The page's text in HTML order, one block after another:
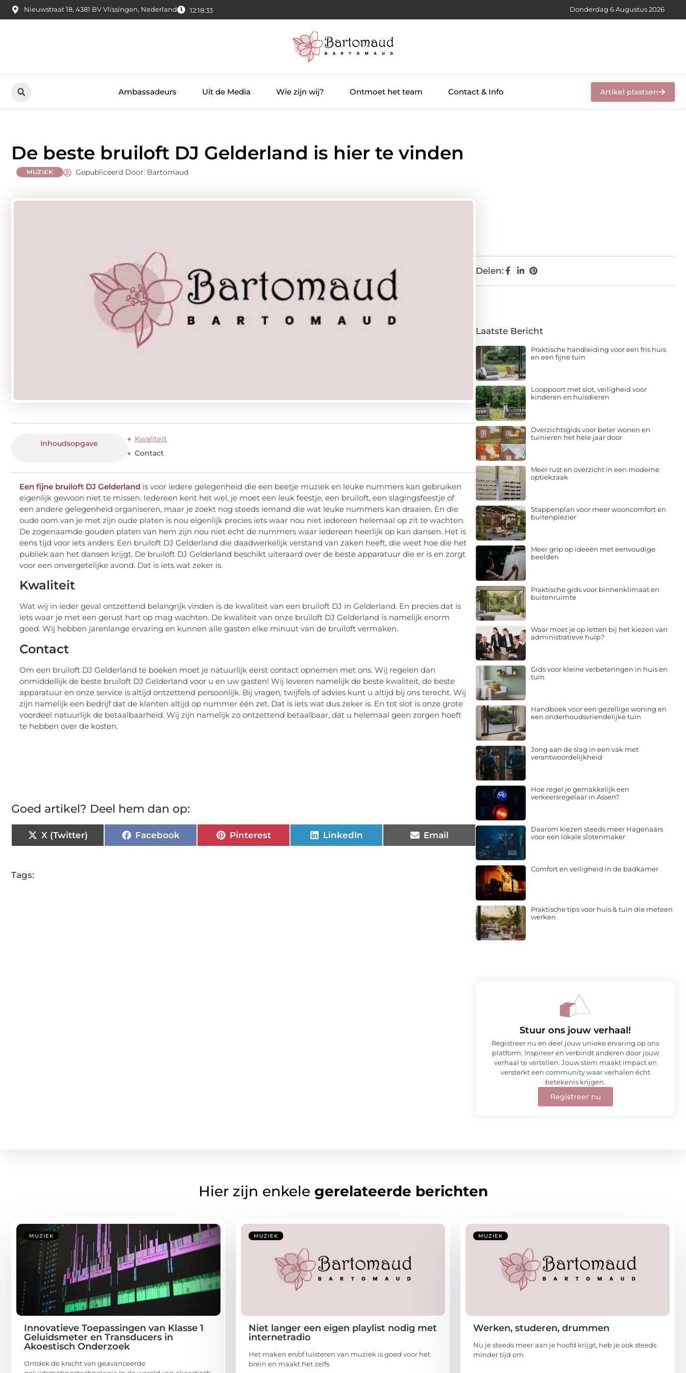
Nieuwstraat 18, 4381 BV Vlissingen, Nederland 12:18:33 Donderdag 6 Augustus 2026
Ambassadeurs Uit de Media Wie zijn wij? Ontmoet het team Contact & Info Artikel plaatsen
De beste bruiloft DJ Gelderland is hier te vinden
MUZIEK Gepubliceerd Door: Bartomaud
Inhoudsopgave
Kwaliteit
Contact
Een fijne bruiloft DJ Gelderland is voor iedere gelegenheid die een beetje muziek en leuke nummers kan gebruiken
eigenlijk gewoon niet te missen. Iedereen kent het wel, je moet een leuk feestje, een bruiloft, een slagingsfeestje of
een andere gelegenheid organiseren, maar je zoekt nog steeds iemand die wat leuke nummers kan draaien. En die
oude oom van je met zijn oude platen is nou eigenlijk precies iets waar nou niet iedereen helemaal op zit te wachten.
De zogenaamde gouden platen van hem zijn nou niet echt de nummers waar iedereen heerlijk op kan dansen. Het is
eens tijd voor iets anders. Een bruiloft DJ Gelderland die daadwerkelijk verstand van zaken heeft, die weet hoe die het
publiek aan het dansen krijgt. De bruiloft DJ Gelderland beschikt uiteraard over de beste apparatuur die er is en zorgt
voor een onvergetelijke avond. Dat is iets wat zeker is.
Kwaliteit
Wat wij in ieder geval ontzettend belangrijk vinden is de kwaliteit van een bruiloft DJ in Gelderland. En precies dat is
iets waar je met een gerust hart op mag wachten. De kwaliteit van onze bruiloft DJ Gelderland is namelijk enorm
goed. Wij hebben jarenlange ervaring en kunnen alle gasten elke minuut van de bruiloft vermaken.
Contact
Om een bruiloft DJ Gelderland te boeken moet je natuurlijk eerst contact opnemen met ons. Wij regelen dan
onmiddellijk de beste bruiloft DJ Gelderland voor u en uw gasten! Wij leveren namelijk de beste kwaliteit, de beste
apparatuur en onze service is altijd ontzettend persoonlijk. Bij vragen, twijfels of advies kunt u altijd bij ons terecht. Wij
zijn namelijk een bedrijf dat de klanten altijd op nummer één zet. Dat is iets wat dus zeker is. En tot slot is onze grote
voordeel natuurlijk de betaalbaarheid. Wij zijn namelijk zo ontzettend betaalbaar, dat u helemaal geen zorgen hoeft
te hebben over de kosten.
Goed artikel? Deel hem dan op:
X (Twitter) Facebook Pinterest LinkedIn Email
Tags:
Delen:
Laatste Bericht
Praktische handleiding voor een fris huis
en een fijne tuin
Looppoort met slot, veiligheid voor
kinderen en huisdieren
Overzichtsgids voor beter wonen en
tuinieren het hele jaar door
Meer rust en overzicht in een moderne
optiekzaak
Stappenplan voor meer wooncomfort en
buitenplezier
Meer grip op ideeën met eenvoudige
beelden
Praktische gids voor binnenklimaat en
buitenruimte
Waar moet je op letten bij het kiezen van
administratieve hulp?
Gids voor kleine verbeteringen in huis en
tuin
Handboek voor een gezellige woning en
een onderhoudsvriendelijke tuin
Jong aan de slag in een vak met
verantwoordelijkheid
Hoe regel je gemakkelijk een
verkeersregelaar in Assen?
Daarom kiezen steeds meer Hagenaars
voor een lokale slotenmaker
Comfort en veiligheid in de badkamer
Praktische tips voor huis & tuin die meteen
werken
Stuur ons jouw verhaal!
Registreer nu en deel jouw unieke ervaring op ons
platform. Inspireer en verbindt anderen door jouw
verhaal te vertellen. Jouw stem maakt impact en
versterkt een community waar verhalen écht
betekenis krijgen.
Registreer nu
Hier zijn enkele gerelateerde berichten
MUZIEK
Innovatieve Toepassingen van Klasse 1
Geluidsmeter en Transducers in
Akoestisch Onderzoek
Ontdek de kracht van geavanceerde
MUZIEK
Niet langer een eigen playlist nodig met
internetradio
Het maken en/of luisteren van muziek is goed voor het
brein en maakt het zelfs
MUZIEK
Werken, studeren, drummen
Nu je steeds meer aan je hoofd krijgt, heb je ook steeds
minder tijd om